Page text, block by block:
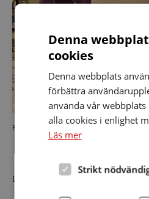
Full fart i köket.
Dela artikeln i sociala medier
Denna
cookies
Denna webbplats
förbättra
använda vår
alla cookies i enlighet
Läs mer
Strikt